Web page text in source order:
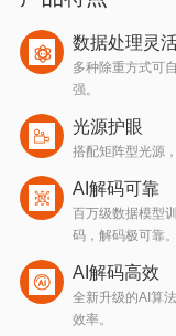
数据处理灵
多种除重方式可
强。
光源护眼
搭配矩阵型光源
AI解码可靠
百万级数据模型
码，解码极可靠。
AI解码高效
全新升级的AI算
效率。